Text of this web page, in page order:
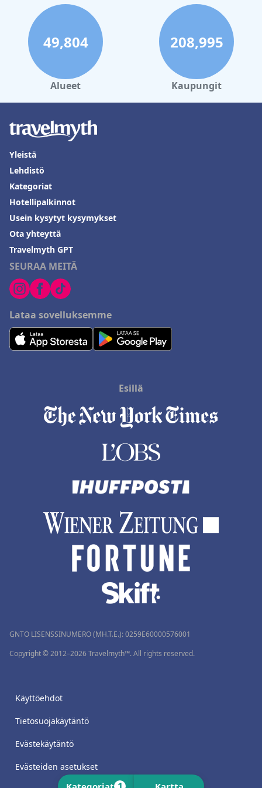
49,804
Alueet
208,995
Kaupungit
SEURAA MEITÄ
Lataa sovelluksemme
Yleistä
Lehdistö
Kategoriat
Hotellipalkinnot
Usein kysytyt kysymykset
Ota yhteyttä
Travelmyth GPT
Esillä
GNTO LISENSSINUMERO (MH.T.E.): 0259Ε60000576001
Copyright © 2012–2026 Travelmyth™. All rights reserved.
Käyttöehdot
Tietosuojakäytäntö
Evästekäytäntö
Evästeiden asetukset